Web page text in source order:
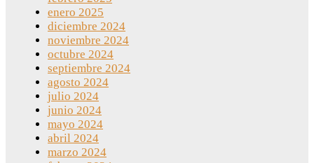
enero 2025
diciembre 2024
noviembre 2024
octubre 2024
septiembre 2024
agosto 2024
julio 2024
junio 2024
mayo 2024
abril 2024
marzo 2024